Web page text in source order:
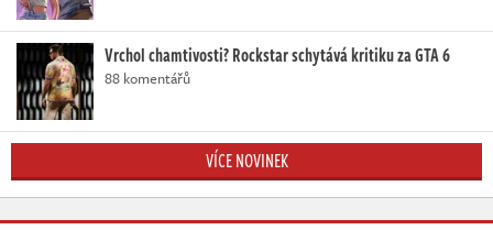
Vrchol chamtivosti? Rockstar schytává kritiku za GTA 6
88 komentářů
VÍCE NOVINEK